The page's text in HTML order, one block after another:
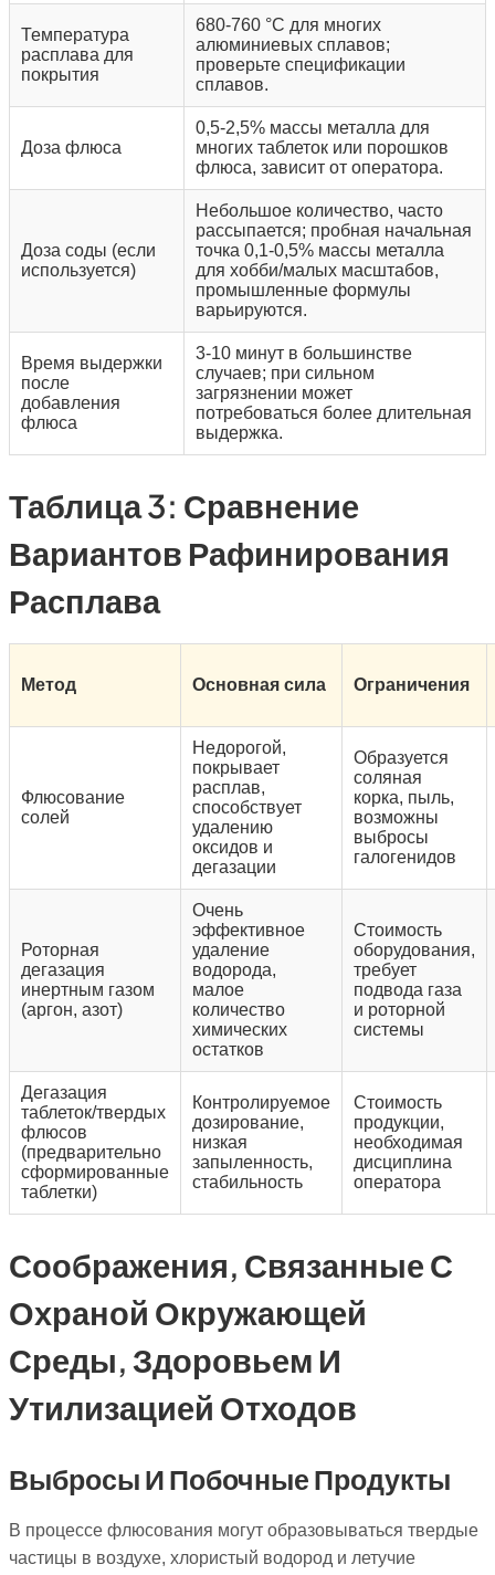
Температура
расплава для
покрытия
680-760 °C для многих
алюминиевых сплавов;
проверьте спецификации
сплавов.
Доза флюса
0,5-2,5% массы металла для
многих таблеток или порошков
флюса, зависит от оператора.
Доза соды (если
используется)
Небольшое количество, часто
рассыпается; пробная начальная
точка 0,1-0,5% массы металла
для хобби/малых масштабов,
промышленные формулы
варьируются.
Время выдержки
после
добавления
флюса
3-10 минут в большинстве
случаев; при сильном
загрязнении может
потребоваться более длительная
выдержка.
Таблица 3: Сравнение
Вариантов Рафинирования
Расплава
Метод Основная сила Ограничения
Флюсование
солей
Недорогой,
покрывает
расплав,
способствует
удалению
оксидов и
дегазации
Образуется
соляная
корка, пыль,
возможны
выбросы
галогенидов
Роторная
дегазация
инертным газом
(аргон, азот)
Очень
эффективное
удаление
водорода,
малое
количество
химических
остатков
Стоимость
оборудования,
требует
подвода газа
и роторной
системы
Дегазация
таблеток/твердых
флюсов
(предварительно
сформированные
таблетки)
Контролируемое
дозирование,
низкая
запыленность,
стабильность
Стоимость
продукции,
необходимая
дисциплина
оператора
Соображения, Связанные С
Охраной Окружающей
Среды, Здоровьем И
Утилизацией Отходов
Выбросы И Побочные Продукты
В процессе флюсования могут образовываться твердые
частицы в воздухе, хлористый водород и летучие